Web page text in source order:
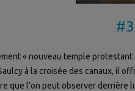
« nouveau temple
à la croisée des canaux, il
que l’on peut observer derrière